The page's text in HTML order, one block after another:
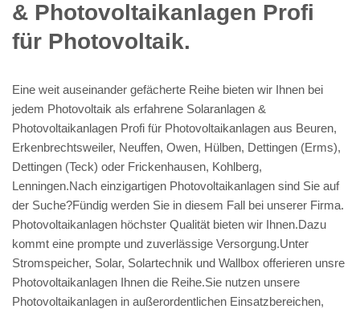
& Photovoltaikanlagen Profi
für Photovoltaik.
Eine weit auseinander gefächerte Reihe bieten wir Ihnen bei
jedem Photovoltaik als erfahrene Solaranlagen &
Photovoltaikanlagen Profi für Photovoltaikanlagen aus Beuren,
Erkenbrechtsweiler, Neuffen, Owen, Hülben, Dettingen (Erms),
Dettingen (Teck) oder Frickenhausen, Kohlberg,
Lenningen.Nach einzigartigen Photovoltaikanlagen sind Sie auf
der Suche?Fündig werden Sie in diesem Fall bei unserer Firma.
Photovoltaikanlagen höchster Qualität bieten wir Ihnen.Dazu
kommt eine prompte und zuverlässige Versorgung.Unter
Stromspeicher, Solar, Solartechnik und Wallbox offerieren unsre
Photovoltaikanlagen Ihnen die Reihe.Sie nutzen unsere
Photovoltaikanlagen in außerordentlichen Einsatzbereichen,